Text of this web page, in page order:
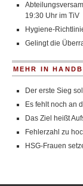
19:30 Uhr im TiV
Hygiene-
Gelingt die
MEHR IN
Der erste Sieg
Es fehlt noch an
Das Ziel heißt
Fehlerzahl zu
HSG-Frauen